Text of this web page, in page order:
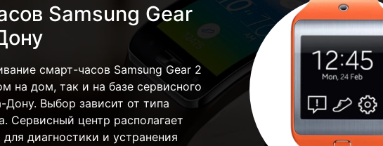
Samsung Gear
смарт-часов Samsung Gear 2
на дом, так и на базе сервисного
Дону. Выбор зависит от типа
Сервисный центр располагает
диагностики и устранения